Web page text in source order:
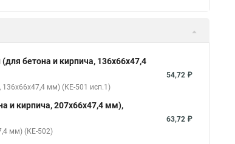
бетона и кирпича, 136х66х47,4
мм) (КЕ-501 исп.1)
54,72 ₽
и кирпича, 207х66х47,4 мм),
мм) (КЕ-502)
63,72 ₽